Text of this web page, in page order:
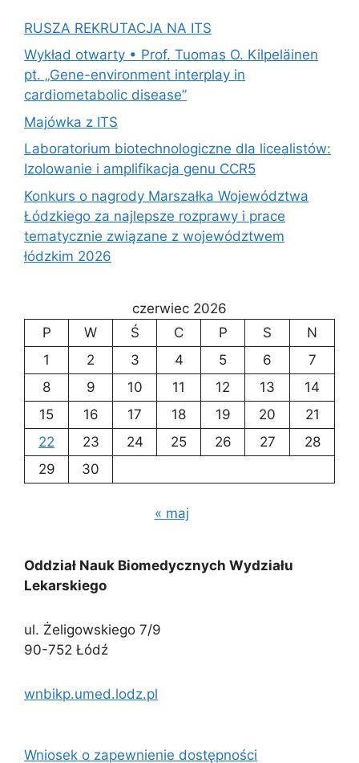
RUSZA REKRUTACJA NA ITS
Wykład otwarty • Prof. Tuomas O. Kilpeläinen
pt. „Gene-environment interplay in
cardiometabolic disease”
Majówka z ITS
Laboratorium biotechnologiczne dla licealistów:
Izolowanie i amplifikacja genu CCR5
Konkurs o nagrody Marszałka Województwa
Łódzkiego za najlepsze rozprawy i prace
tematycznie związane z województwem
łódzkim 2026
czerwiec 2026
P
W Ś C P S
N
1
2 3 4 5 6
7
8
9 10 11 12 13
14
15
16 17 18 19 20
21
22
23 24 25 26 27
28
29
30
« maj
Oddział Nauk Biomedycznych Wydziału
Lekarskiego
ul. Żeligowskiego 7/9
90-752 Łódź
wnbikp.umed.lodz.pl
Wniosek o zapewnienie dostępności